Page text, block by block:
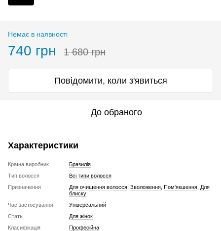
Немає в наявності
740 грн 1 680 грн
Повідомити, коли з'явиться
До обраного
Характеристики
Країна виробник
Бразилія
Тип волосся
Всі типи волосся
Призначення
Для очищення волосся Зволоження Пом'якшення Для
блиску
Час застосування
Універсальний
Стать
Для жінок
Класифікація
Професійна